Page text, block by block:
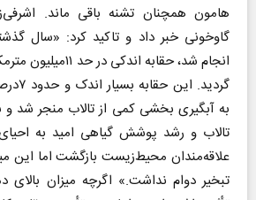
هامون همچنان تشنه باقی ماند.
گاوخونی خبر داد و تاکید کرد: «سال
انجام شد، حقابه
گردید.
به آبگیری بخشی کمی از تالاب منجر شد و
تالاب و رشد پوشش گیاهی امید به
علاقه‌مندان محیط‌زیست بازگشت اما این
تبخیر دوام نداشت.» اگرچه میزان بالای